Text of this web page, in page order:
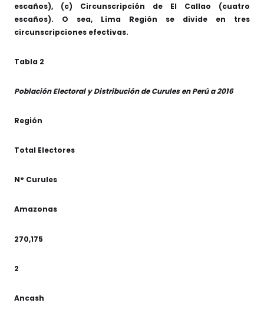
escaños), (c) Circunscripción de El Callao (cuatro
escaños). O sea, Lima Región se divide en tres
circunscripciones efectivas.
Tabla 2
Población Electoral y Distribución de Curules en Perú a 2016
Región
Total Electores
N° Curules
Amazonas
270,175
2
Ancash